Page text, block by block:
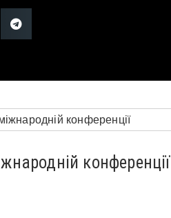
конференції